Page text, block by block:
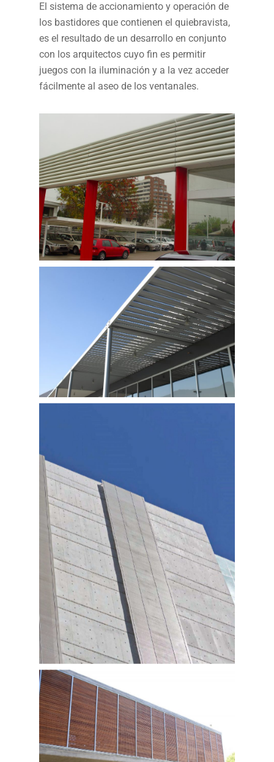
El sistema de accionamiento y operación de
los bastidores que contienen el quiebravista,
es el resultado de un desarrollo en conjunto
con los arquitectos cuyo fin es permitir
juegos con la iluminación y a la vez acceder
fácilmente al aseo de los ventanales.